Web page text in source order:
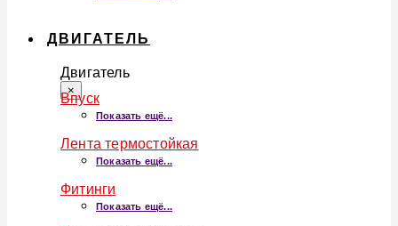
ДВИГАТЕЛЬ
Двигатель
×
Впуск
Показать ещё...
Лента термостойкая
Показать ещё...
Фитинги
Показать ещё...